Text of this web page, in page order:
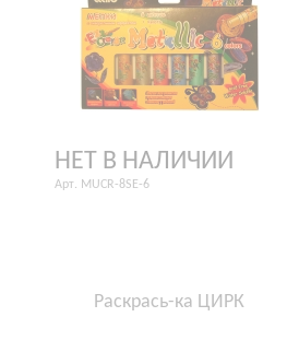
НЕТ В НАЛИЧИИ
Арт. MUCR-8SE-6
Раcкрась-ка ЦИРК